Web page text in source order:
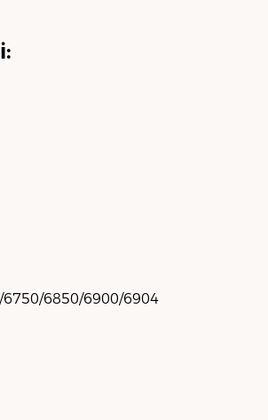
6750/6850/6900/6904